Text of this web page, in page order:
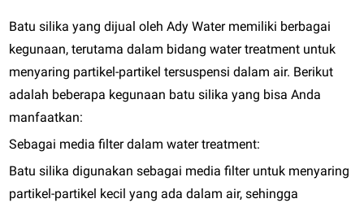
Batu silika yang dijual oleh Ady Water memiliki berbagai
kegunaan, terutama dalam bidang water treatment untuk
menyaring partikel-partikel tersuspensi dalam air. Berikut
adalah beberapa kegunaan batu silika yang bisa Anda
manfaatkan:
Sebagai media filter dalam water treatment:
Batu silika digunakan sebagai media filter untuk menyaring
partikel-partikel kecil yang ada dalam air, sehingga